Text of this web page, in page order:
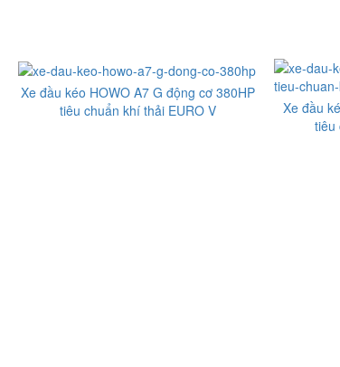
Xe đầu kéo HOWO A7 G động cơ 380HP
tiêu chuẩn khí thải EURO V
Xe đầu
tiêu